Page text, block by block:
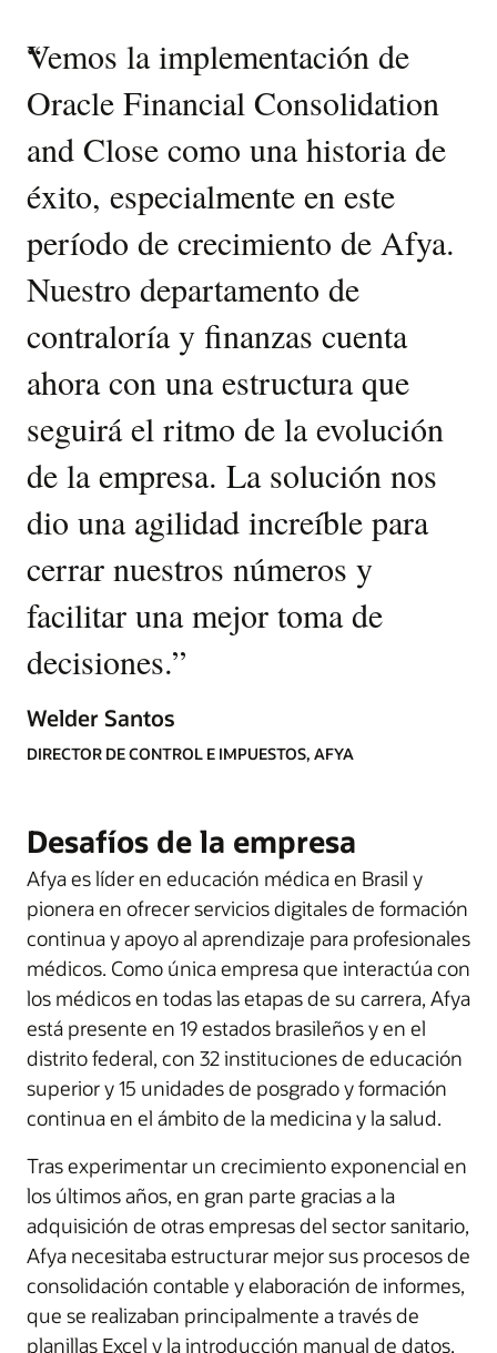
“
Vemos la implementación de
Oracle Financial Consolidation
and Close como una historia de
éxito, especialmente en este
período de crecimiento de Afya.
Nuestro departamento de
contraloría y finanzas cuenta
ahora con una estructura que
seguirá el ritmo de la evolución
de la empresa. La solución nos
dio una agilidad increíble para
cerrar nuestros números y
facilitar una mejor toma de
decisiones.”
Welder Santos
DIRECTOR DE CONTROL E IMPUESTOS, AFYA
Desafíos de la empresa
Afya es líder en educación médica en Brasil y
pionera en ofrecer servicios digitales de formación
continua y apoyo al aprendizaje para profesionales
médicos. Como única empresa que interactúa con
los médicos en todas las etapas de su carrera, Afya
está presente en 19 estados brasileños y en el
distrito federal, con 32 instituciones de educación
superior y 15 unidades de posgrado y formación
continua en el ámbito de la medicina y la salud.
Tras experimentar un crecimiento exponencial en
los últimos años, en gran parte gracias a la
adquisición de otras empresas del sector sanitario,
Afya necesitaba estructurar mejor sus procesos de
consolidación contable y elaboración de informes,
que se realizaban principalmente a través de
planillas Excel y la introducción manual de datos.